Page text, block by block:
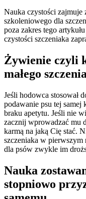
Nauka czystości
szkoleniowego dla
poza zakres tego
czystości szczeniaka
Żywienie czyli
małego
Jeśli hodowca stosował
podawanie psu tej samej
braku apetytu. Jeśli nie
zacznij wprowadzać mu
karmą na jaką Cię stać.
szczeniaka w
dla psów zwykle im
Nauka
stopniowo